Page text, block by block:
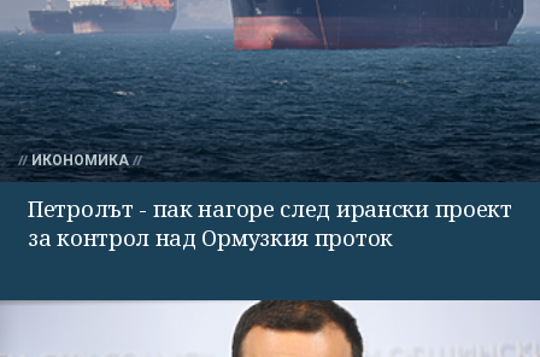
ИКОНОМИКА
Петролът - пак нагоре след ирански проект
за контрол над Ормузкия проток